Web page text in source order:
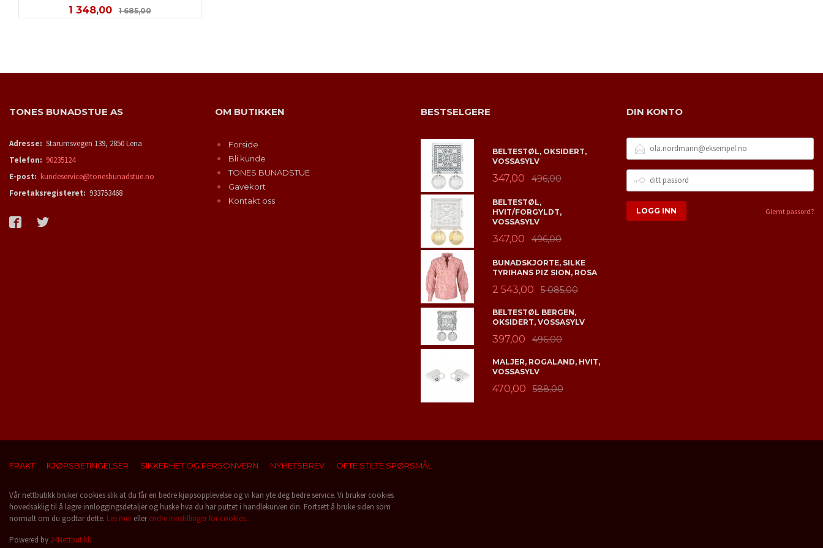
Tilbud
1 348,00 1 685,00Rabatt
TONES BUNADSTUE AS
Adresse: Starumsvegen 139, 2850 Lena
Telefon: 90235124
E-post: kundeservice@tonesbunadstue.no
Foretaksregisteret: 933753468
OM BUTIKKEN
Forside
Bli kunde
TONES BUNADSTUE
Gavekort
Kontakt oss
BESTSELGERE
BELTESTØL, OKSIDERT,
VOSSASYLV
347,00 496,00
BELTESTØL,
HVIT/FORGYLDT,
VOSSASYLV
347,00 496,00
BUNADSKJORTE, SILKE
TYRIHANS PIZ SION, ROSA
2 543,00 5 085,00
BELTESTØL BERGEN,
OKSIDERT, VOSSASYLV
397,00 496,00
MALJER, ROGALAND, HVIT,
VOSSASYLV
470,00 588,00
DIN KONTO
POSTADRESSE
PASSORD
Glemt passord?
FRAKT KJØPSBETINGELSER SIKKERHET OG PERSONVERN NYHETSBREV OFTE STILTE SPØRSMÅL
Vår nettbutikk bruker cookies slik at du får en bedre kjøpsopplevelse og vi kan yte deg bedre service. Vi bruker cookies
hovedsaklig til å lagre innloggingsdetaljer og huske hva du har puttet i handlekurven din. Fortsett å bruke siden som
normalt om du godtar dette. Les merellerendre innstillinger for cookies.
Powered by 24Nettbutikk